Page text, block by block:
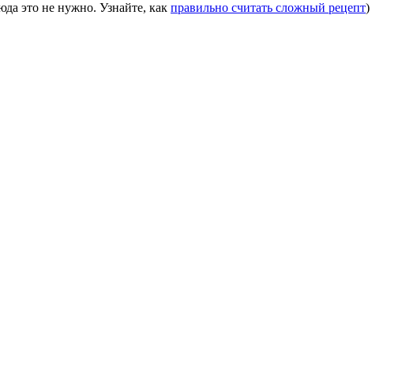
это не нужно. Узнайте, как правильно считать сложный рецепт)